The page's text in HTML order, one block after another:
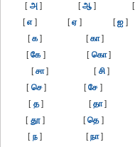
[ அ ] [ஆ ]
[எ] [ஏ] [ஐ]
[க] [கா]
[கே] [ கொ]
[சா] [ சி]
[ செ] [சே]
[ த] [தா]
[ தூ] [தெ]
[ ந] [நா]